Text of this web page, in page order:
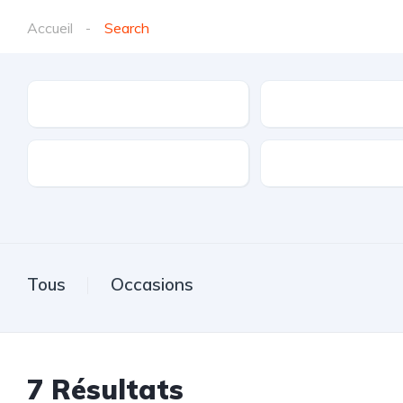
Accueil Search
Tous Occasions
7 Résultats